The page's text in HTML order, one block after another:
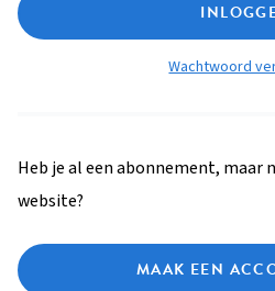
Wachtwoord
Heb je al een abonnement, maar
website?
MAAK EEN